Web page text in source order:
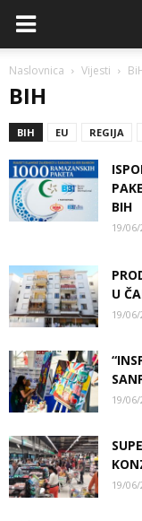
Naslovnica Vijesti
BIH
BIH EU REGIJA
BIH
19/
U
19/
19/
19/